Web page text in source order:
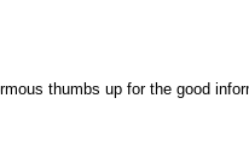
thumbs up for the good